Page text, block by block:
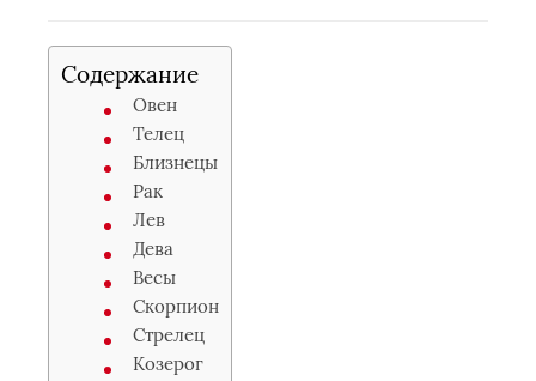
Хобби
Разное
Праздники
Содержание
Овен
Телец
Близнецы
Рак
Лев
Дева
Весы
Скорпион
Стрелец
Козерог